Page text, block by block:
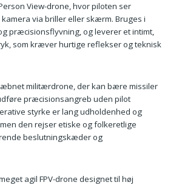
View-drone, hvor piloten ser
via briller eller skærm. Bruges i
præcisionsflyvning, og leverer et intimt,
som kræver hurtige reflekser og teknisk
militærdrone, der kan bære missiler
præcisionsangreb uden pilot
styrke er lang udholdenhed og
den rejser etiske og folkeretlige
beslutningskæder og
agil FPV-drone designet til høj